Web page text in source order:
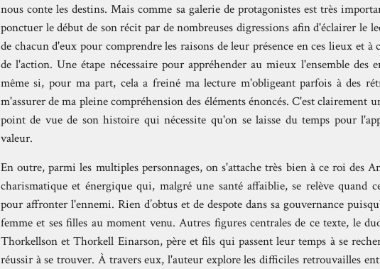
nous conte les destins. Mais comme sa galerie de protagonistes est très
ponctuer le début de son récit par de nombreuses digressions afin d'éclairer le
de chacun d'eux pour comprendre les raisons de leur présence en ces lieux et à
de l'action. Une étape nécessaire pour appréhender au mieux l'ensemble des
même si, pour ma part, cela a freiné ma lecture m'obligeant parfois à des
m'assurer de ma pleine compréhension des éléments énoncés. C'est clairement
point de vue de son histoire qui nécessite qu'on se laisse du temps pour
valeur.
En outre, parmi les multiples personnages, on s'attache très bien à ce roi des
charismatique et énergique qui, malgré une santé affaiblie, se relève quand
pour affronter l'ennemi. Rien d’obtus et de despote dans sa gouvernance
femme et ses filles au moment venu. Autres figures centrales de ce texte, le
Thorkellson et Thorkell Einarson, père et fils qui passent leur temps à se
réussir à se trouver. À travers eux, l'auteur explore les difficiles retrouvailles